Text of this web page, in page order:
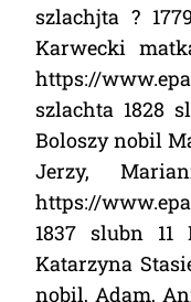
szlachjta ?
Karwecki
https://
szlachta 1828
Boloszy nobil
Jerzy,
https://
1837 slubn
Katarzyna
nobil, Adam,